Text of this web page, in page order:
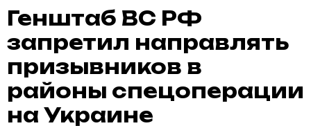
Генштаб ВС РФ
запретил направлять
призывников в
районы спецоперации
на Украине